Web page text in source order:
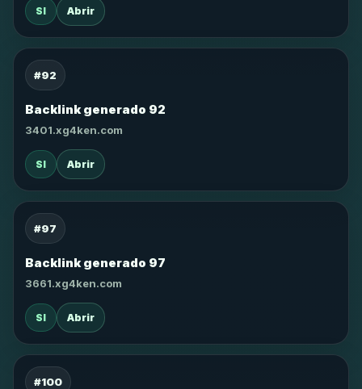
SI Abrir
#92
Backlink generado 92
3401.xg4ken.com
SI Abrir
#97
Backlink generado 97
3661.xg4ken.com
SI Abrir
#100